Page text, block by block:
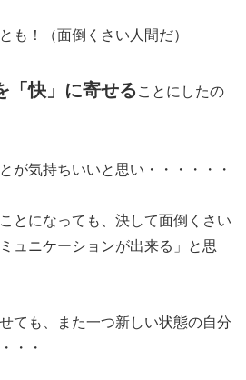
も！（面倒くさい人間だ）
「快」に寄せる ことにしたの
が気持ちいいと思い・・・・・・
とになっても、決して面倒くさい
ュニケーションが出来る」と思
ても、また一つ新しい状態の自分
・・